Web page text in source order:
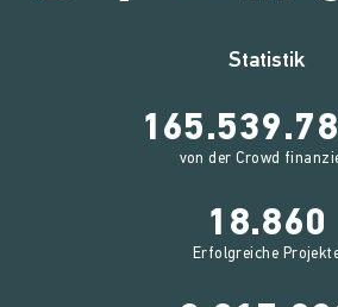
Statistik
von der Crowd
18.860
Erfolgreiche